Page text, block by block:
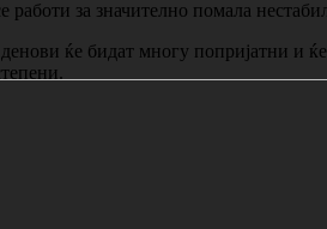
работи за значително помала
ќе бидат многу попријатни и